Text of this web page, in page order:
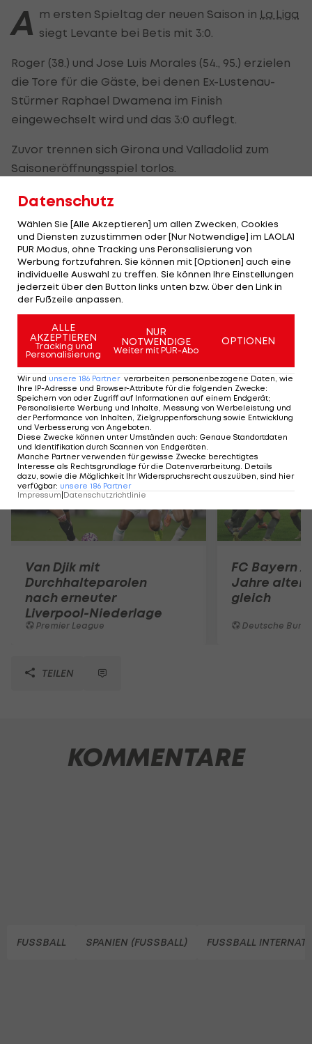
A m ersten Spieltag der neuen Saison in La Liga
siegt Levante bei Betis mit 3:0.
Roger (38.) und Jose Luis Morales (54., 95.) erzielen
die Tore für die Gäste, bei denen Ex-Lustenau-
Stürmer Raphael Dwamena im Finish
eingewechselt wird und das 3:0 auflegt.
Zuvor trennen sich Girona und Valladolid zum
Saisoneröffnungsspiel torlos.
DerFC Barcelonastartet am Samstag um 22:15
dieselbe Zeit zu Hause gegen Getafe (LAOLA1-
Ticker >>> ).
HIGHLIGHTS: LASK - SK Sturm Graz
Fußball - Frauen-Bundesliga Fußball -
Mehr zum Thema
Van Djik mit
Durchhalteparolen
nach erneuter
Liverpool-Niederlage
Premier League
FC Bayern
Jahre
gleich
Deutsche
TEILEN
KOMMENTARE
FUSSBALL SPANIEN (FUSSBALL) FUSSBALL
Datenschutz
Wählen Sie [Alle Akzeptieren] um allen Zwecken, Cookies
und Diensten zuzustimmen oder [Nur Notwendige] im LAOLA1
PUR Modus, ohne Tracking uns Peronsalisierung von
Werbung fortzufahren. Sie können mit [Optionen] auch eine
individuelle Auswahl zu treffen. Sie können Ihre Einstellungen
jederzeit über den Button links unten bzw. über den Link in
der Fußzeile anpassen.
ALLE
AKZEPTIEREN
Tracking und
Personalisierung
NUR
NOTWENDIGE
Weiter mit PUR-Abo
OPTIONEN
Wir und unsere 186 Partner verarbeiten personenbezogene Daten, wie
Ihre IP-Adresse und Browser-Attribute für die folgenden Zwecke:
Speichern von oder Zugriff auf Informationen auf einem Endgerät;
Personalisierte Werbung und Inhalte, Messung von Werbeleistung und
der Performance von Inhalten, Zielgruppenforschung sowie Entwicklung
und Verbesserung von Angeboten
Diese Zwecke können unter Umständen auch: Genaue Standortdaten
und Identifikation durch Scannen von Endgeräten
Manche Partner verwenden für gewisse Zwecke berechtigtes
Interesse als Rechtsgrundlage für die Datenverarbeitung. Details
dazu, sowie die Möglichkeit Ihr Widerspruchsrecht auszuüben, sind hier
verfügbar: unsere 186 Partner
Impressum|Datenschutzrichtlinie